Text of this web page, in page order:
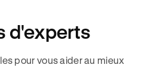
d'experts
pour vous aider au mieux